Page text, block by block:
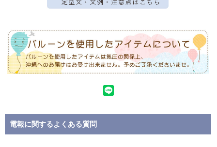
電報に関するよくある質問